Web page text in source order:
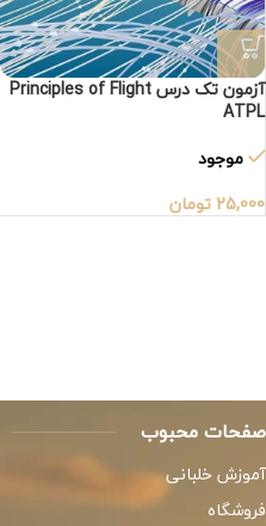
آزمون تک درس Principles of Flight
ATPL
موجود
25,000 تومان
صفحات محبوب
آموزش خلبانی
فروشگاه